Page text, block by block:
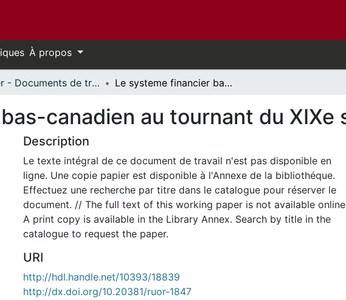
À propos
Telfer - Documents de travail // Telfer - Working Papers Le systeme financier bas-canadien au tournant du XIXe siecle
canadien au tournant du XIXe
Description
Le texte intégral de ce document de travail n'est pas disponible en
ligne. Une copie papier est disponible à l'Annexe de la bibliothéque.
Effectuez une recherche par titre dans le catalogue pour réserver le
document. // The full text of this working paper is not available
A print copy is available in the Library Annex. Search by title in the
catalogue to request the paper.
URI
http://hdl.handle.net/10393/18839
http://dx.doi.org/10.20381/ruor-1847